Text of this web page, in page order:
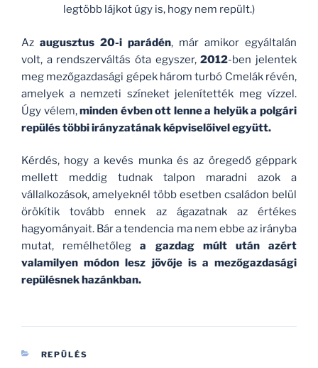
legtöbb lájkot úgy is, hogy nem repült.)
Az augusztus 20-i parádén, már amikor egyáltalán
volt, a rendszerváltás óta egyszer,2012-ben jelentek
meg mezőgazdasági gépek három turbó Cmelák révén,
amelyek a nemzeti színeket jelenítették meg vízzel.
Úgy vélem,minden évben ott lenne a helyük a polgári
repülés többi irányzatának képviselőivel együtt.
Kérdés, hogy a kevés munka és az öregedő géppark
mellett meddig tudnak talpon maradni azok a
vállalkozások, amelyeknél több esetben családon belül
örökítik tovább ennek az ágazatnak az értékes
hagyományait. Bár a tendencia ma nem ebbe az irányba
mutat, remélhetőlega gazdag múlt után azért
valamilyen módon lesz jövője is a mezőgazdasági
repülésnek hazánkban.
KATEGÓRIÁK
REPÜLÉS